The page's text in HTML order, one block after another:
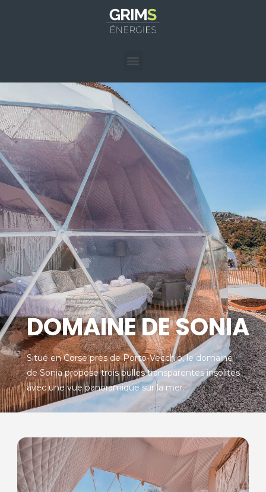
DOMAINE DE SONIA
Situé en Corse près de Porto-Vecchio, le domaine
de Sonia propose trois bulles transparentes insolites
avec une vue panoramique sur la mer.